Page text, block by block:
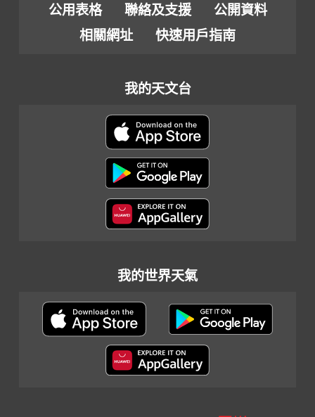
公用表格 聯絡及支援
公開資料
相關網址
快速用戶指南
我的天文台
我的世界天氣